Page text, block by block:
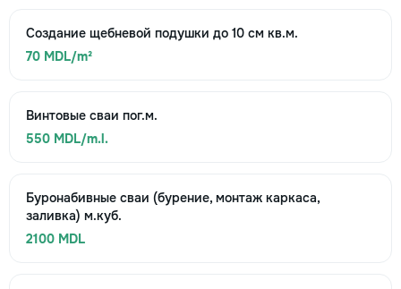
Создание щебневой подушки до 10 см кв.м.
70 MDL/m²
Винтовые сваи пог.м.
550 MDL/m.l.
Буронабивные сваи (бурение, монтаж каркаса,
заливка) м.куб.
2100 MDL